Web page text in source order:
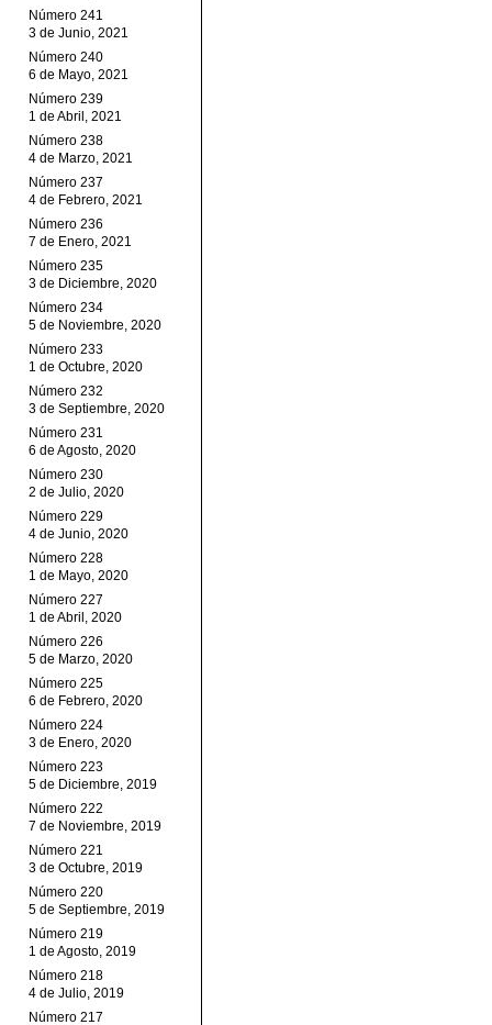
Número 241
3 de Junio, 2021
Número 240
6 de Mayo, 2021
Número 239
1 de Abril, 2021
Número 238
4 de Marzo, 2021
Número 237
4 de Febrero, 2021
Número 236
7 de Enero, 2021
Número 235
3 de Diciembre, 2020
Número 234
5 de Noviembre, 2020
Número 233
1 de Octubre, 2020
Número 232
3 de Septiembre, 2020
Número 231
6 de Agosto, 2020
Número 230
2 de Julio, 2020
Número 229
4 de Junio, 2020
Número 228
1 de Mayo, 2020
Número 227
1 de Abril, 2020
Número 226
5 de Marzo, 2020
Número 225
6 de Febrero, 2020
Número 224
3 de Enero, 2020
Número 223
5 de Diciembre, 2019
Número 222
7 de Noviembre, 2019
Número 221
3 de Octubre, 2019
Número 220
5 de Septiembre, 2019
Número 219
1 de Agosto, 2019
Número 218
4 de Julio, 2019
Número 217